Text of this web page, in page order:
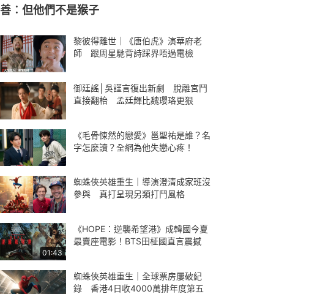
善︰但他們不是猴子
黎彼得離世｜《唐伯虎》演華府老
師 跟周星馳背詩踩界唔過電檢
御廷謠│吳謹言復出新劇 脫離宮鬥
直接翻枱 孟廷輝比魏瓔珞更狠
《毛骨悚然的戀愛》邕聖祐是誰？名
字怎麼讀？全網為他失戀心疼！
蜘蛛俠英雄重生｜導演澄清成家班沒
參與 真打呈現另類打鬥風格
01:43
《HOPE：逆襲希望港》成韓國今夏
最賣座電影！BTS田柾國直言震撼
蜘蛛俠英雄重生｜全球票房屢破紀
錄 香港4日收4000萬排年度第五